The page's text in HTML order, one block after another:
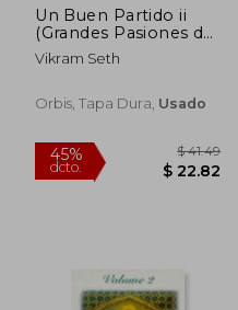
45% $ 37.85
Un Buen Partido ii
(Grandes Pasiones de
la Literatura)
Vikram Seth
Orbis, Tapa Dura, Usado